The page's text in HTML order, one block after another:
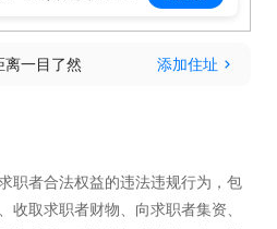
离一目了然 添加住址
职者合法权益的违法违规行为，包
收取求职者财物、向求职者集资、